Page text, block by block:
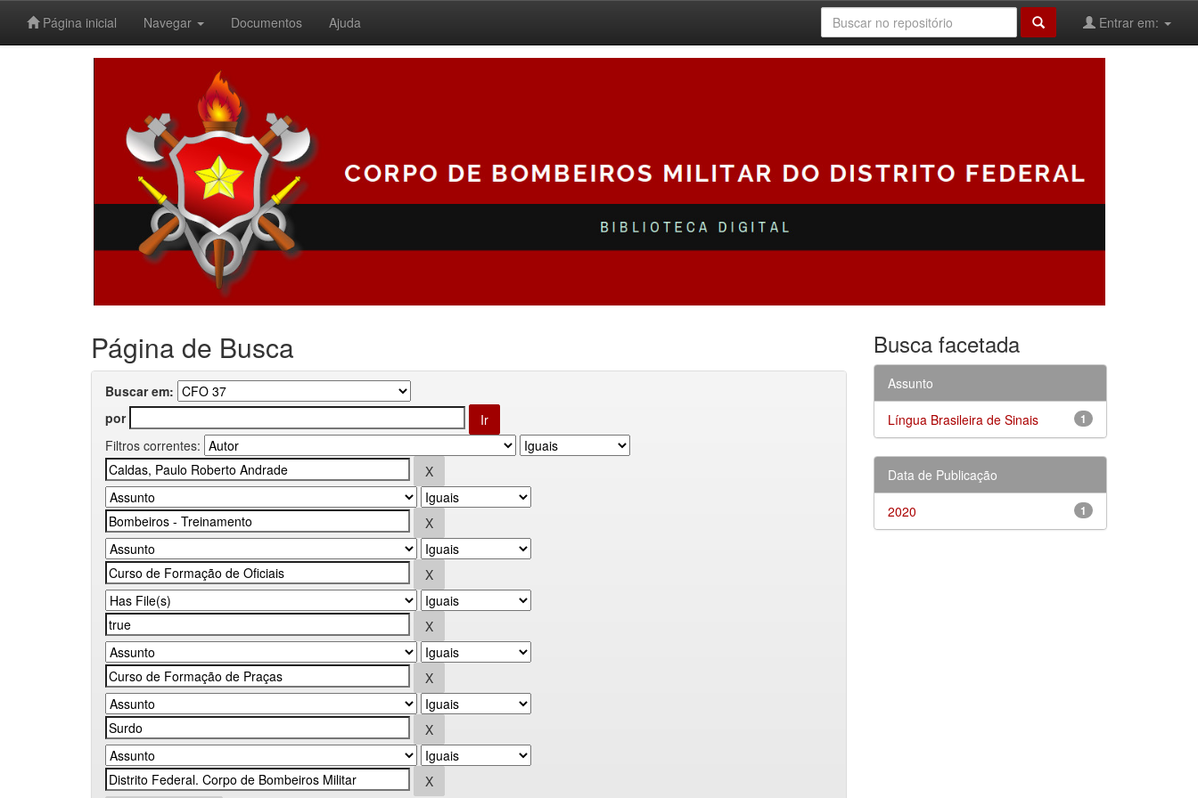
Página inicial Navegar Documentos Ajuda Entrar em:
Página de Busca
Buscar em:
por
Filtros correntes:
Busca facetada
Assunto
1
Língua Brasileira de Sinais
Data de Publicação
1
2020